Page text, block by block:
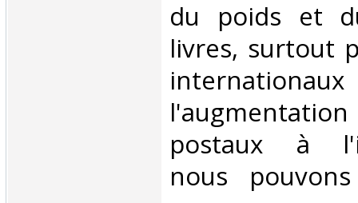
du poids et
livres, surtout
internationaux
postaux à
nous